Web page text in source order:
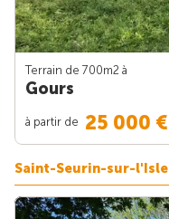
Terrain de 700m2 à
Gours
à partir de 25 000 €
Saint-Seurin-sur-l'Isle